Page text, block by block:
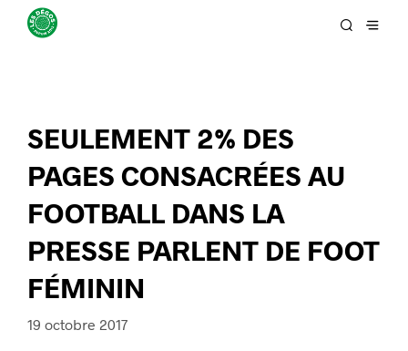
SEULEMENT 2% DES
PAGES CONSACRÉES AU
FOOTBALL DANS LA
PRESSE PARLENT DE FOOT
FÉMININ
19 octobre 2017